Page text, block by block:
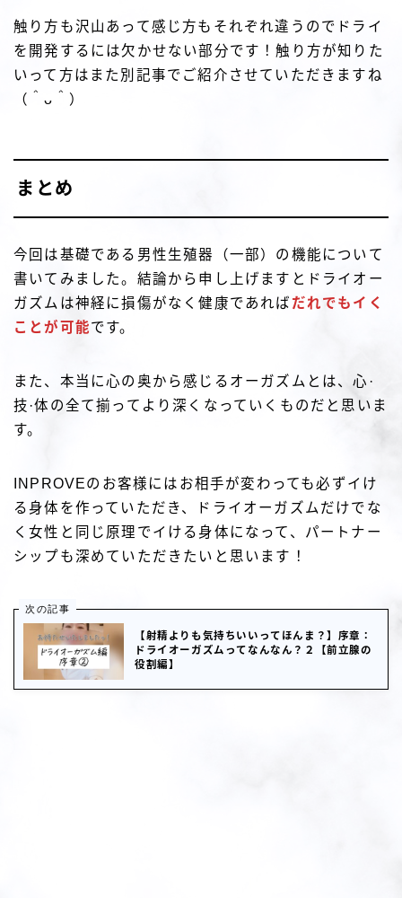
触り方も沢山あって感じ方もそれぞれ違うのでドライ
を開発するには欠かせない部分です！触り方が知りた
いって方はまた別記事でご紹介させていただきますね
（＾ᴗ＾）
まとめ
今回は基礎である男性生殖器（一部）の機能について
書いてみました。結論から申し上げますとドライオー
ガズムは神経に損傷がなく健康であれば だれでもイく
ことが可能です。
また、本当に心の奥から感じるオーガズムとは、心·
技·体の全て揃ってより深くなっていくものだと思いま
す。
INPROVEのお客様にはお相手が変わっても必ずイけ
る身体を作っていただき、ドライオーガズムだけでな
く女性と同じ原理でイける身体になって、パートナー
シップも深めていただきたいと思います！
次の記事
【射精よりも気持ちいいってほんま？】序章：
ドライオーガズムってなんなん？２【前立腺の
役割編】